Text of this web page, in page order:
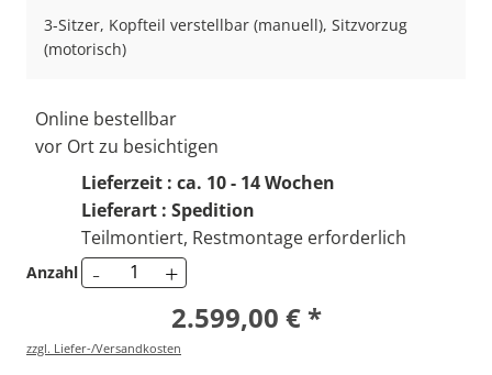
3-Sitzer, Kopfteil verstellbar (manuell), Sitzvorzug
(motorisch)
Online bestellbar
vor Ort zu besichtigen
Lieferzeit : ca. 10 - 14 Wochen
Lieferart : Spedition
Teilmontiert, Restmontage erforderlich
Anzahl - +
2.599,00 € *
zzgl. Liefer-/Versandkosten